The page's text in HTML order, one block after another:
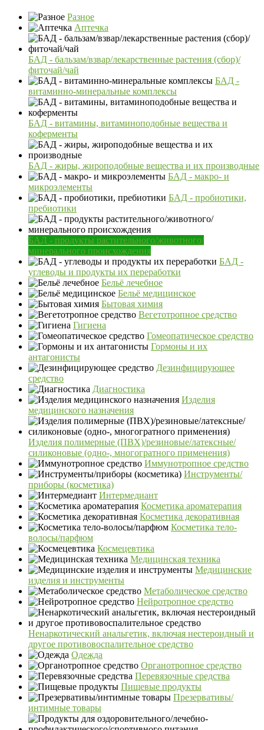
Разное
Аптечка
БАД - бальзам/взвар/лекарственные растения (сбор)/
фиточай/чай
БАД -
витаминно-минеральные комплексы
БАД - витамины, витаминоподобные вещества и
коферменты
БАД - жиры, жироподобные вещества и их производные
БАД - макро- и
микроэлементы
БАД - пробиотики,
пребиотики
БАД - продукты растительного/животного/
минерального происхождения
БАД -
углеводы и продукты их переработки
Бельё лечебное
Бельё медицинское
Бытовая химия
Вегетотропное средство
Гигиена
Гомеопатическое средство
Гормоны и их
антагонисты
Дезинфицирующее
средство
Диагностика
Изделия
медицинского назначения
Изделия полимерные (ПВХ)/резиновые/латексные/
силиконовые (одно-, многогратного применения)
Иммунотропное средство
Инструменты/
приборы (косметика)
Интермедиант
Косметика ароматерапия
Косметика декоративная
Косметика тело-
волосы/парфюм
Космецевтика
Медицинская техника
Медицинские
изделия и инструменты
Метаболическое средство
Нейротропное средство
Ненаркотический анальгетик, включая нестероидный и
другое противовоспалительное средство
Одежда
Органотропное средство
Перевязочные средства
Пищевые продукты
Презервативы/
интимные товары